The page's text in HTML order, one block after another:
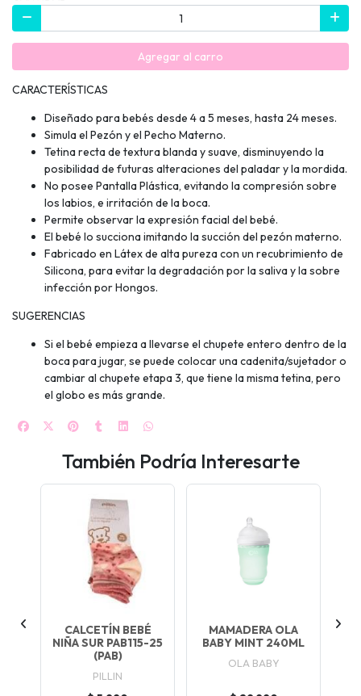
Agregar al carro
CARACTERÍSTICAS
Diseñado para bebés desde 4 a 5 meses, hasta 24 meses.
Simula el Pezón y el Pecho Materno.
Tetina recta de textura blanda y suave, disminuyendo la
posibilidad de futuras alteraciones del paladar y la mordida.
No posee Pantalla Plástica, evitando la compresión sobre
los labios, e irritación de la boca.
Permite observar la expresión facial del bebé.
El bebé lo succiona imitando la succión del pezón materno.
Fabricado en Látex de alta pureza con un recubrimiento de
Silicona, para evitar la degradación por la saliva y la sobre
infección por Hongos.
SUGERENCIAS
Si el bebé empieza a llevarse el chupete entero dentro de la
boca para jugar, se puede colocar una cadenita/sujetador o
cambiar al chupete etapa 3, que tiene la misma tetina, pero
el globo es más grande.
También Podría Interesarte
CALCETÍN BEBÉ
NIÑA SUR PAB115-25
(PAB)
PILLIN
MAMADERA OLA
BABY MINT 240ML
OLA BABY